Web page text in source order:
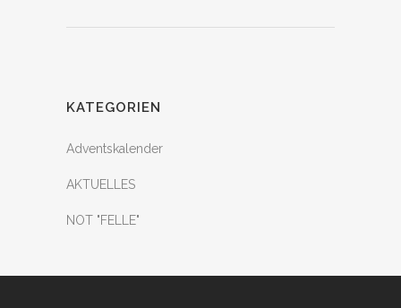
KATEGORIEN
Adventskalender
AKTUELLES
NOT "FELLE"